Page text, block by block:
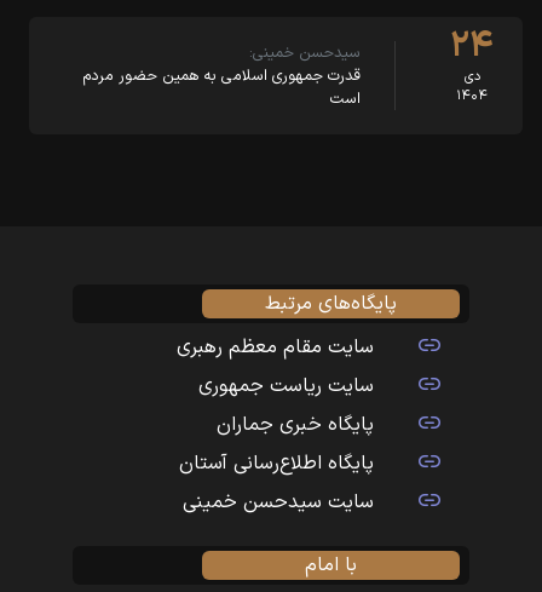
۲۴
دی
۱۴۰۴
سیدحسن خمینی:
قدرت جمهوری اسلامی به همین حضور مردم
است
پایگاه‌های مرتبط
سایت مقام معظم رهبری
سایت ریاست جمهوری
پایگاه خبری جماران
پایگاه اطلاع‌رسانی آستان
سایت سیدحسن خمینی
با امام